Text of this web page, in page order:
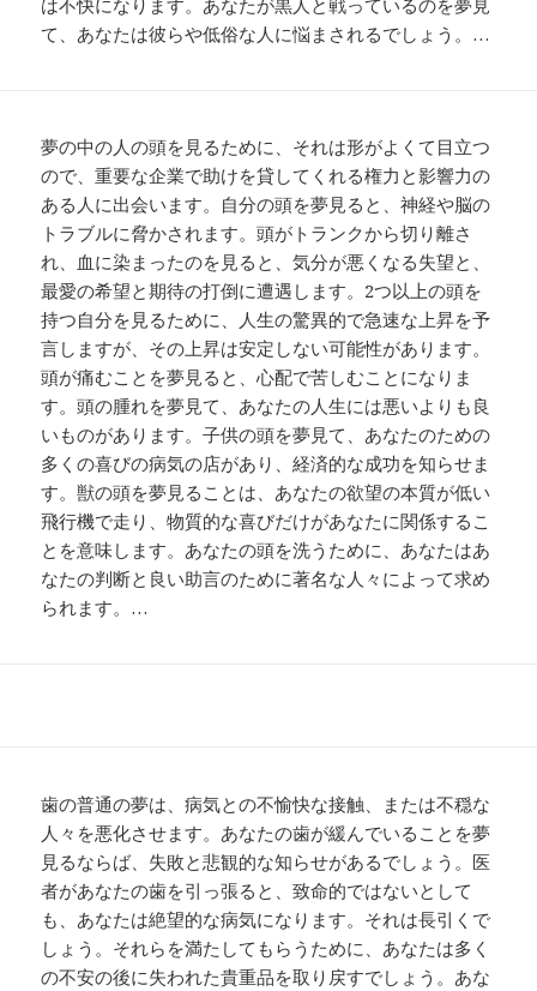
は不快になります。あなたが黒人と戦っているのを夢見
て、あなたは彼らや低俗な人に悩まされるでしょう。…
夢の中の人の頭を見るために、それは形がよくて目立つ
ので、重要な企業で助けを貸してくれる権力と影響力の
ある人に出会います。自分の頭を夢見ると、神経や脳の
トラブルに脅かされます。頭がトランクから切り離さ
れ、血に染まったのを見ると、気分が悪くなる失望と、
最愛の希望と期待の打倒に遭遇します。2つ以上の頭を
持つ自分を見るために、人生の驚異的で急速な上昇を予
言しますが、その上昇は安定しない可能性があります。
頭が痛むことを夢見ると、心配で苦しむことになりま
す。頭の腫れを夢見て、あなたの人生には悪いよりも良
いものがあります。子供の頭を夢見て、あなたのための
多くの喜びの病気の店があり、経済的な成功を知らせま
す。獣の頭を夢見ることは、あなたの欲望の本質が低い
飛行機で走り、物質的な喜びだけがあなたに関係するこ
とを意味します。あなたの頭を洗うために、あなたはあ
なたの判断と良い助言のために著名な人々によって求め
られます。…
歯の普通の夢は、病気との不愉快な接触、または不穏な
人々を悪化させます。あなたの歯が緩んでいることを夢
見るならば、失敗と悲観的な知らせがあるでしょう。医
者があなたの歯を引っ張ると、致命的ではないとして
も、あなたは絶望的な病気になります。それは長引くで
しょう。それらを満たしてもらうために、あなたは多く
の不安の後に失われた貴重品を取り戻すでしょう。あな